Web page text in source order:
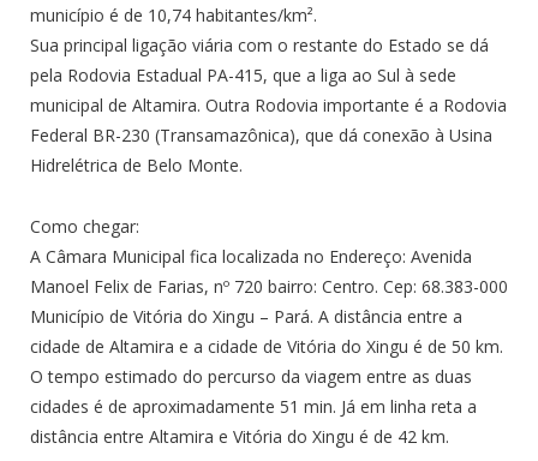
município é de 10,74 habitantes/km².
Sua principal ligação viária com o restante do Estado se dá
pela Rodovia Estadual PA-415, que a liga ao Sul à sede
municipal de Altamira. Outra Rodovia importante é a Rodovia
Federal BR-230 (Transamazônica), que dá conexão à Usina
Hidrelétrica de Belo Monte.
Como chegar:
A Câmara Municipal fica localizada no Endereço: Avenida
Manoel Felix de Farias, nº 720 bairro: Centro. Cep: 68.383-000
Município de Vitória do Xingu – Pará. A distância entre a
cidade de Altamira e a cidade de Vitória do Xingu é de 50 km.
O tempo estimado do percurso da viagem entre as duas
cidades é de aproximadamente 51 min. Já em linha reta a
distância entre Altamira e Vitória do Xingu é de 42 km.